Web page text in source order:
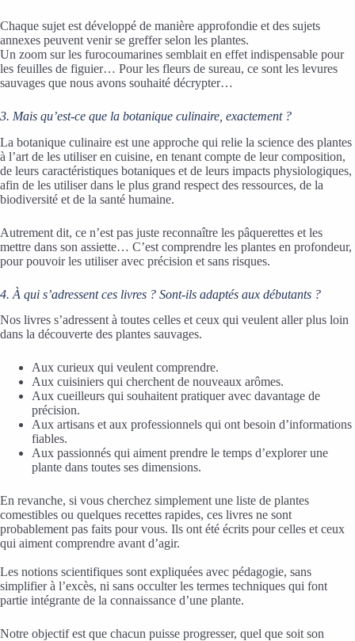
Chaque sujet est développé de manière approfondie et des sujets
annexes peuvent venir se greffer selon les plantes.
Un zoom sur les furocoumarines semblait en effet indispensable pour
les feuilles de figuier… Pour les fleurs de sureau, ce sont les levures
sauvages que nous avons souhaité décrypter…
3. Mais qu’est-ce que la botanique culinaire, exactement ?
La botanique culinaire est une approche qui relie la science des plantes
à l’art de les utiliser en cuisine, en tenant compte de leur composition,
de leurs caractéristiques botaniques et de leurs impacts physiologiques,
afin de les utiliser dans le plus grand respect des ressources, de la
biodiversité et de la santé humaine.
Autrement dit, ce n’est pas juste reconnaître les pâquerettes et les
mettre dans son assiette… C’est comprendre les plantes en profondeur,
pour pouvoir les utiliser avec précision et sans risques.
4. À qui s’adressent ces livres ? Sont-ils adaptés aux débutants ?
Nos livres s’adressent à toutes celles et ceux qui veulent aller plus loin
dans la découverte des plantes sauvages.
Aux curieux qui veulent comprendre.
Aux cuisiniers qui cherchent de nouveaux arômes.
Aux cueilleurs qui souhaitent pratiquer avec davantage de
précision.
Aux artisans et aux professionnels qui ont besoin d’informations
fiables.
Aux passionnés qui aiment prendre le temps d’explorer une
plante dans toutes ses dimensions.
En revanche, si vous cherchez simplement une liste de plantes
comestibles ou quelques recettes rapides, ces livres ne sont
probablement pas faits pour vous. Ils ont été écrits pour celles et ceux
qui aiment comprendre avant d’agir.
Les notions scientifiques sont expliquées avec pédagogie, sans
simplifier à l’excès, ni sans occulter les termes techniques qui font
partie intégrante de la connaissance d’une plante.
Notre objectif est que chacun puisse progresser, quel que soit son